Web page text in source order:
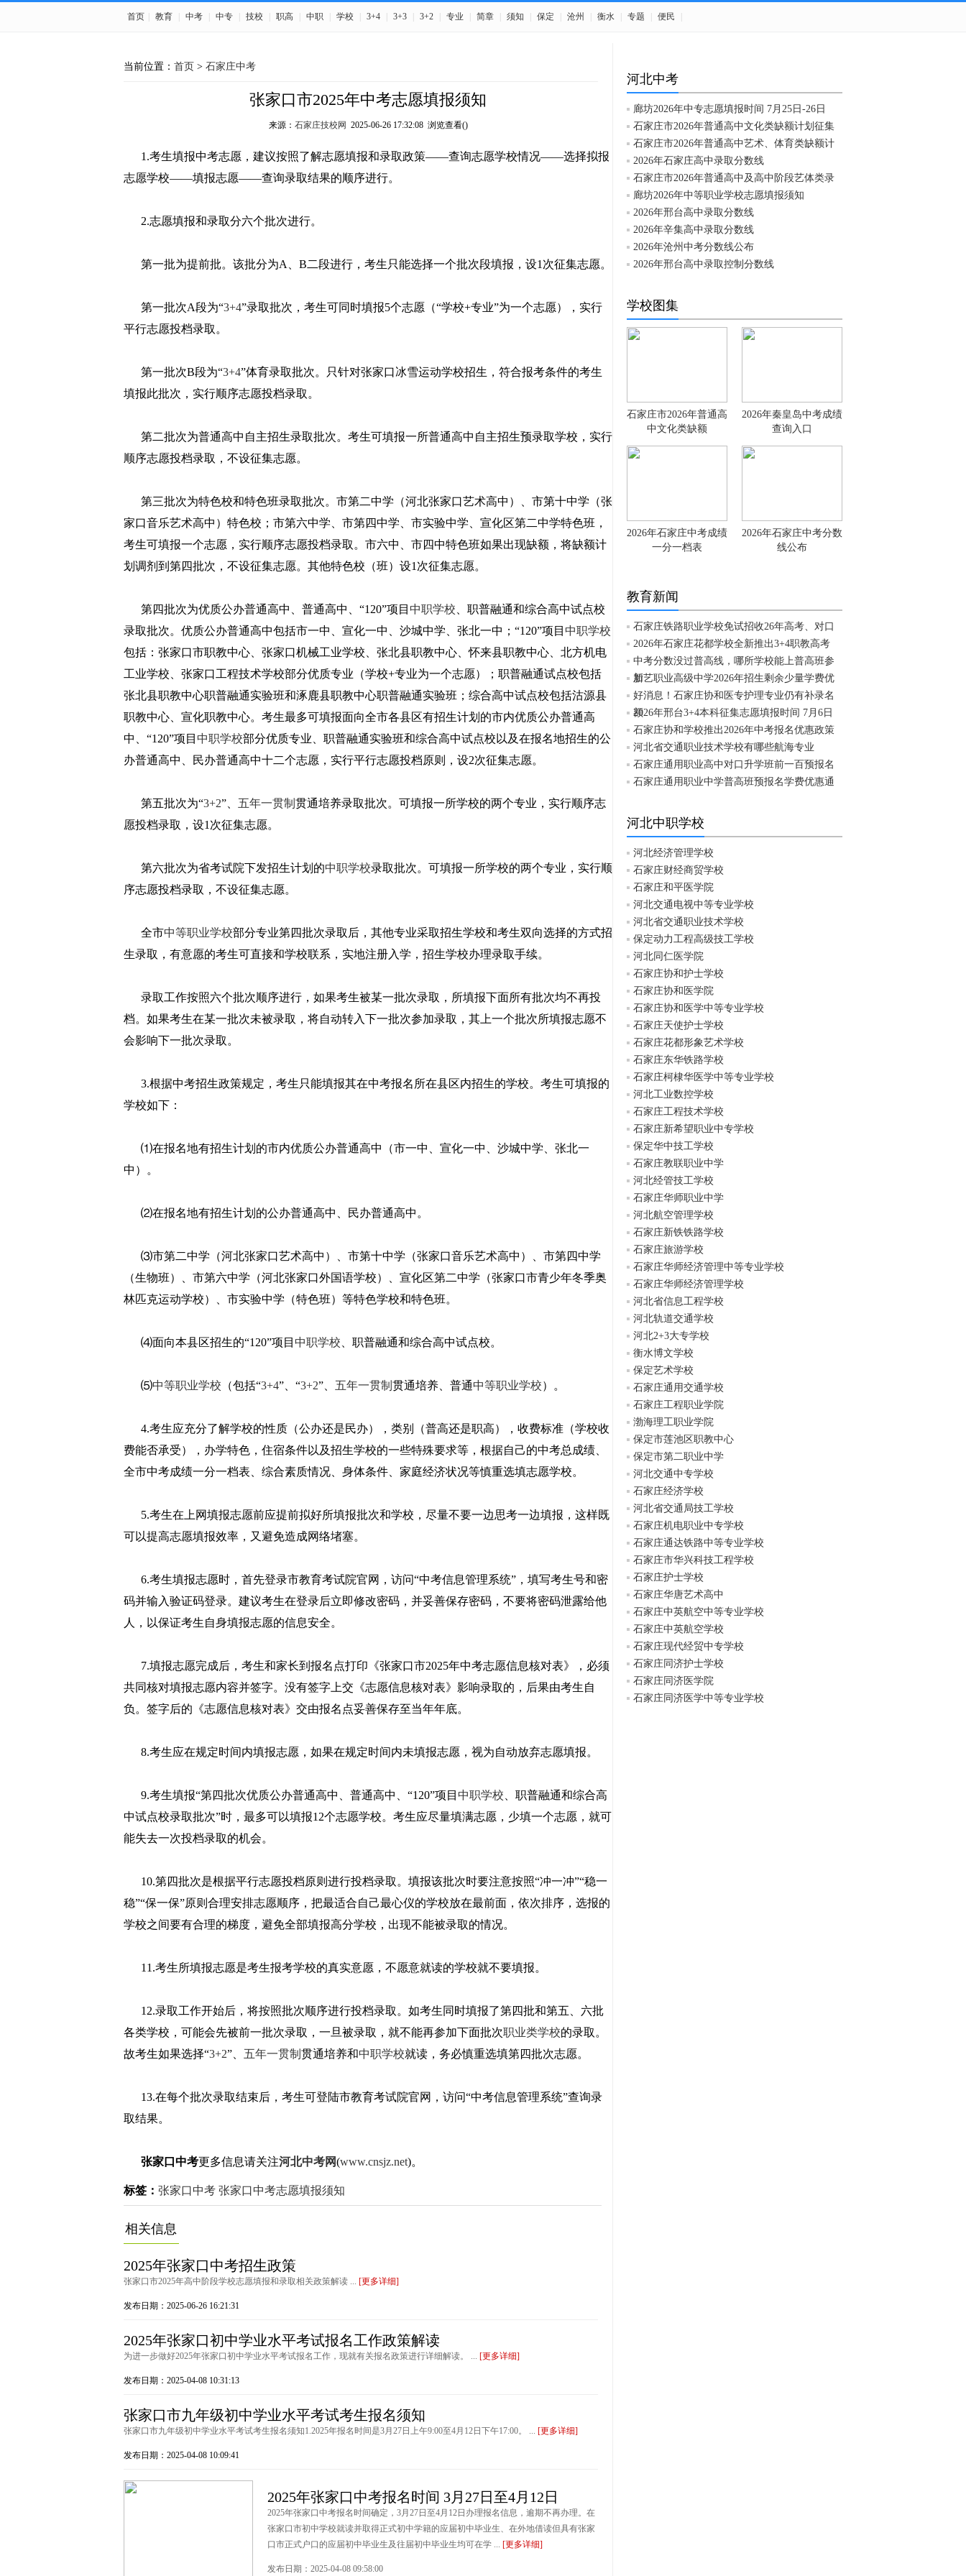
首页 教育 中考 中专 技校 职高 中职 学校 3+4 3+3 3+2 专业 简章 须知 保定 沧州 衡水 专题 便民
当前位置： 首页 > 石家庄中考
张家口市2025年中考志愿填报须知
来源： 石家庄技校网 2025-06-26 17:32:08 浏览查看()
1.考生填报中考志愿，建议按照了解志愿填报和录取政策——查询志愿学校情况——选择拟报
志愿学校——填报志愿——查询录取结果的顺序进行。
2.志愿填报和录取分六个批次进行。
第一批为提前批。该批分为A、B二段进行，考生只能选择一个批次段填报，设1次征集志愿。
第一批次A段为“3+4”录取批次，考生可同时填报5个志愿（“学校+专业”为一个志愿），实行
平行志愿投档录取。
第一批次B段为“3+4”体育录取批次。只针对张家口冰雪运动学校招生，符合报考条件的考生
填报此批次，实行顺序志愿投档录取。
第二批次为普通高中自主招生录取批次。考生可填报一所普通高中自主招生预录取学校，实行
顺序志愿投档录取，不设征集志愿。
第三批次为特色校和特色班录取批次。市第二中学（河北张家口艺术高中）、市第十中学（张
家口音乐艺术高中）特色校；市第六中学、市第四中学、市实验中学、宣化区第二中学特色班，
考生可填报一个志愿，实行顺序志愿投档录取。市六中、市四中特色班如果出现缺额，将缺额计
划调剂到第四批次，不设征集志愿。其他特色校（班）设1次征集志愿。
第四批次为优质公办普通高中、普通高中、“120”项目 中职学校 、职普融通和综合高中试点校
录取批次。优质公办普通高中包括市一中、宣化一中、沙城中学、张北一中；“120”项目 中职学校
包括：张家口市职教中心、张家口机械工业学校、张北县职教中心、怀来县职教中心、北方机电
工业学校、张家口工程技术学校部分优质专业（学校+专业为一个志愿）；职普融通试点校包括
张北县职教中心职普融通实验班和涿鹿县职教中心职普融通实验班；综合高中试点校包括沽源县
职教中心、宣化职教中心。考生最多可填报面向全市各县区有招生计划的市内优质公办普通高
中、“120”项目 中职学校部分优质专业、职普融通实验班和综合高中试点校以及在报名地招生的公
办普通高中、民办普通高中十二个志愿，实行平行志愿投档原则，设2次征集志愿。
第五批次为“3+2”、 五年一贯制 贯通培养录取批次。可填报一所学校的两个专业，实行顺序志
愿投档录取，设1次征集志愿。
第六批次为省考试院下发招生计划的中职学校录取批次。可填报一所学校的两个专业，实行顺
序志愿投档录取，不设征集志愿。
全市中等职业学校部分专业第四批次录取后，其他专业采取招生学校和考生双向选择的方式招
生录取，有意愿的考生可直接和学校联系，实地注册入学，招生学校办理录取手续。
录取工作按照六个批次顺序进行，如果考生被某一批次录取，所填报下面所有批次均不再投
档。如果考生在某一批次未被录取，将自动转入下一批次参加录取，其上一个批次所填报志愿不
会影响下一批次录取。
3.根据中考招生政策规定，考生只能填报其在中考报名所在县区内招生的学校。考生可填报的
学校如下：
⑴在报名地有招生计划的市内优质公办普通高中（市一中、宣化一中、沙城中学、张北一
中）。
⑵在报名地有招生计划的公办普通高中、民办普通高中。
⑶市第二中学（河北张家口艺术高中）、市第十中学（张家口音乐艺术高中）、市第四中学
（生物班）、市第六中学（河北张家口外国语学校）、宣化区第二中学（张家口市青少年冬季奥
林匹克运动学校）、市实验中学（特色班）等特色学校和特色班。
⑷面向本县区招生的“120”项目 中职学校 、职普融通和综合高中试点校。
⑸中等职业学校 （包括“3+4”、“3+2”、 五年一贯制 贯通培养、普通中等职业学校）。
4.考生应充分了解学校的性质（公办还是民办），类别（普高还是职高），收费标准（学校收
费能否承受），办学特色，住宿条件以及招生学校的一些特殊要求等，根据自己的中考总成绩、
全市中考成绩一分一档表、综合素质情况、身体条件、家庭经济状况等慎重选填志愿学校。
5.考生在上网填报志愿前应提前拟好所填报批次和学校，尽量不要一边思考一边填报，这样既
可以提高志愿填报效率，又避免造成网络堵塞。
6.考生填报志愿时，首先登录市教育考试院官网，访问“中考信息管理系统”，填写考生号和密
码并输入验证码登录。建议考生在登录后立即修改密码，并妥善保存密码，不要将密码泄露给他
人，以保证考生自身填报志愿的信息安全。
7.填报志愿完成后，考生和家长到报名点打印《张家口市2025年中考志愿信息核对表》，必须
共同核对填报志愿内容并签字。没有签字上交《志愿信息核对表》影响录取的，后果由考生自
负。签字后的《志愿信息核对表》交由报名点妥善保存至当年年底。
8.考生应在规定时间内填报志愿，如果在规定时间内未填报志愿，视为自动放弃志愿填报。
9.考生填报“第四批次优质公办普通高中、普通高中、“120”项目 中职学校 、职普融通和综合高
中试点校录取批次”时，最多可以填报12个志愿学校。考生应尽量填满志愿，少填一个志愿，就可
能失去一次投档录取的机会。
10.第四批次是根据平行志愿投档原则进行投档录取。填报该批次时要注意按照“冲一冲”“稳一
稳”“保一保”原则合理安排志愿顺序，把最适合自己最心仪的学校放在最前面，依次排序，选报的
学校之间要有合理的梯度，避免全部填报高分学校，出现不能被录取的情况。
11.考生所填报志愿是考生报考学校的真实意愿，不愿意就读的学校就不要填报。
12.录取工作开始后，将按照批次顺序进行投档录取。如考生同时填报了第四批和第五、六批
各类学校，可能会先被前一批次录取，一旦被录取，就不能再参加下面批次职业类学校的录取。
故考生如果选择“3+2”、 五年一贯制 贯通培养和中职学校就读，务必慎重选填第四批次志愿。
13.在每个批次录取结束后，考生可登陆市教育考试院官网，访问“中考信息管理系统”查询录
取结果。
张家口中考更多信息请关注河北中考网(www.cnsjz.net)。
标签： 张家口中考 张家口中考志愿填报须知
相关信息
2025年张家口中考招生政策
张家口市2025年高中阶段学校志愿填报和录取相关政策解读 ... [更多详细]
发布日期：2025-06-26 16:21:31
2025年张家口初中学业水平考试报名工作政策解读
为进一步做好2025年张家口初中学业水平考试报名工作，现就有关报名政策进行详细解读。 ... [更多详细]
发布日期：2025-04-08 10:31:13
张家口市九年级初中学业水平考试考生报名须知
张家口市九年级初中学业水平考试考生报名须知1.2025年报名时间是3月27日上午9:00至4月12日下午17:00。 ... [更多详细]
发布日期：2025-04-08 10:09:41
2025年张家口中考报名时间 3月27日至4月12日
2025年张家口中考报名时间确定，3月27日至4月12日办理报名信息，逾期不再办理。在
张家口市初中学校就读并取得正式初中学籍的应届初中毕业生、在外地借读但具有张家
口市正式户口的应届初中毕业生及往届初中毕业生均可在学 ... [更多详细]
发布日期：2025-04-08 09:58:00
河北中考
廊坊2026年中专志愿填报时间 7月25日-26日
石家庄市2026年普通高中文化类缺额计划征集
石家庄市2026年普通高中艺术、体育类缺额计
2026年石家庄高中录取分数线
石家庄市2026年普通高中及高中阶段艺体类录
廊坊2026年中等职业学校志愿填报须知
2026年邢台高中录取分数线
2026年辛集高中录取分数线
2026年沧州中考分数线公布
2026年邢台高中录取控制分数线
学校图集
石家庄市2026年普通高
中文化类缺额
2026年秦皇岛中考成绩
查询入口
2026年石家庄中考成绩
一分一档表
2026年石家庄中考分数
线公布
教育新闻
石家庄铁路职业学校免试招收26年高考、对口
2026年石家庄花都学校全新推出3+4职教高考
中考分数没过普高线，哪所学校能上普高班参
加
新艺职业高级中学2026年招生剩余少量学费优
好消息！石家庄协和医专护理专业仍有补录名
额
2026年邢台3+4本科征集志愿填报时间 7月6日
石家庄协和学校推出2026年中考报名优惠政策
河北省交通职业技术学校有哪些航海专业
石家庄通用职业高中对口升学班前一百预报名
石家庄通用职业中学普高班预报名学费优惠通
河北中职学校
河北经济管理学校
石家庄财经商贸学校
石家庄和平医学院
河北交通电视中等专业学校
河北省交通职业技术学校
保定动力工程高级技工学校
河北同仁医学院
石家庄协和护士学校
石家庄协和医学院
石家庄协和医学中等专业学校
石家庄天使护士学校
石家庄花都形象艺术学校
石家庄东华铁路学校
石家庄柯棣华医学中等专业学校
河北工业数控学校
石家庄工程技术学校
石家庄新希望职业中专学校
保定华中技工学校
石家庄教联职业中学
河北经管技工学校
石家庄华师职业中学
河北航空管理学校
石家庄新铁铁路学校
石家庄旅游学校
石家庄华师经济管理中等专业学校
石家庄华师经济管理学校
河北省信息工程学校
河北轨道交通学校
河北2+3大专学校
衡水博文学校
保定艺术学校
石家庄通用交通学校
石家庄工程职业学院
渤海理工职业学院
保定市莲池区职教中心
保定市第二职业中学
河北交通中专学校
石家庄经济学校
河北省交通局技工学校
石家庄机电职业中专学校
石家庄通达铁路中等专业学校
石家庄市华兴科技工程学校
石家庄护士学校
石家庄华唐艺术高中
石家庄中英航空中等专业学校
石家庄中英航空学校
石家庄现代经贸中专学校
石家庄同济护士学校
石家庄同济医学院
石家庄同济医学中等专业学校